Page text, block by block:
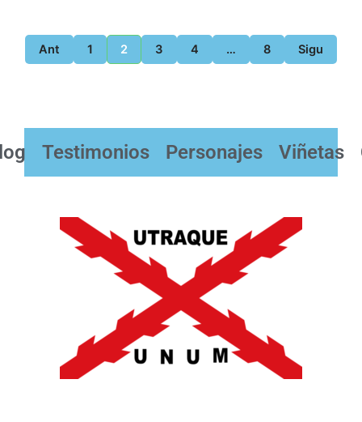
Ant 1 2 3 4 … 8 Sigu
Testimonios Personajes Viñetas